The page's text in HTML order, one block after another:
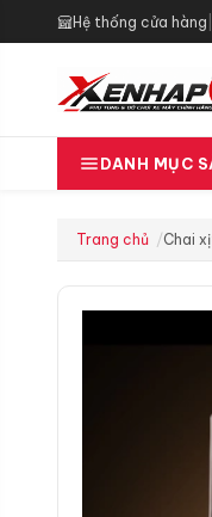
Hệ thống cửa hàng
DANH MỤC
Trang chủ Chai